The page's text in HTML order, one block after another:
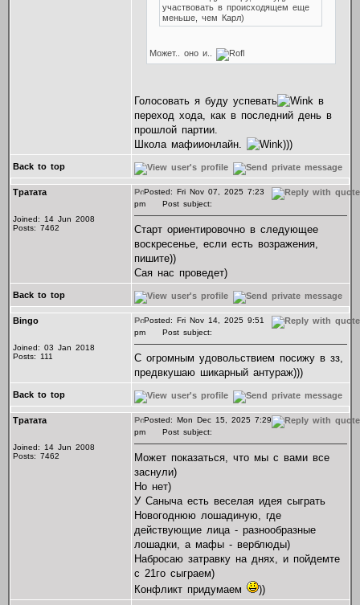
участвовать в происходящем еще
меньше, чем Карл)
Может.. оно и..
Голосовать я буду успевать
в
переход хода, как в последний день в
прошлой партии.
Школа мафиионлайн.
)))
Back to top
Тратата
Joined: 14 Jun 2008
Posts: 7462
Posted: Fri Nov 07, 2025 7:23
pm
Post subject:
Старт ориентировочно в следующее
воскресенье, если есть возражения,
пишите))
Сая нас проведет)
Back to top
Bingo
Joined: 03 Jan 2018
Posts: 111
Posted: Fri Nov 14, 2025 9:51
pm
Post subject:
С огромным удовольствием посижу в зз,
предвкушаю шикарный антураж)))
Back to top
Тратата
Joined: 14 Jun 2008
Posts: 7462
Posted: Mon Dec 15, 2025 7:29
pm
Post subject:
Может показаться, что мы с вами все
заснули)
Но нет)
У Саныча есть веселая идея сыграть
Новогоднюю лошадиную, где
действующие лица - разнообразные
лошадки, а мафы - верблюды)
Набросаю затравку на днях, и пойдемте
с 21го сыграем)
Конфликт придумаем
))